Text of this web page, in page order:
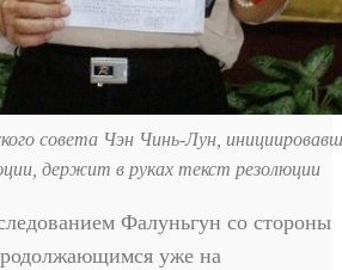
совета Чэн Чинь-Лун,
держит в руках текст резолюции
Фалуньгун со стороны
уже на